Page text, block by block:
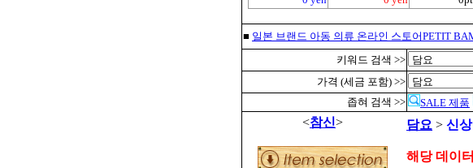
■ 일본 브랜드 아동 의류 온라인 스토어PETIT
키워드 검색 >>
가격 (세금 포함) >>
좁혀 검색 >>
SALE 제품
<참신> 담요 > 신
해당 데이